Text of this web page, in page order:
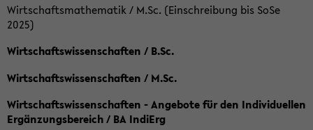
Wirtschaftsmathematik / M.Sc. (Einschreibung bis SoSe
2025)
Wirtschaftswissenschaften / B.Sc.
Wirtschaftswissenschaften / M.Sc.
Wirtschaftswissenschaften - Angebote für den Individuellen
Ergänzungsbereich / BA IndiErg